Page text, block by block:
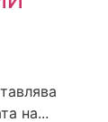
на...